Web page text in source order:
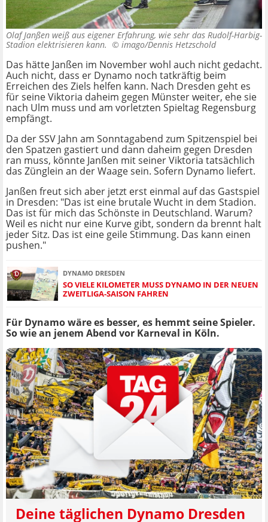
Olaf Janßen weiß aus eigener Erfahrung, wie sehr das Rudolf-Harbig-
Stadion elektrisieren kann. © imago/Dennis Hetzschold
Das hätte Janßen im November wohl auch nicht gedacht.
Auch nicht, dass er Dynamo noch tatkräftig beim
Erreichen des Ziels helfen kann. Nach Dresden geht es
für seine Viktoria daheim gegen Münster weiter, ehe sie
nach Ulm muss und am vorletzten Spieltag Regensburg
empfängt.
Da der SSV Jahn am Sonntagabend zum Spitzenspiel bei
den Spatzen gastiert und dann daheim gegen Dresden
ran muss, könnte Janßen mit seiner Viktoria tatsächlich
das Zünglein an der Waage sein. Sofern Dynamo liefert.
Janßen freut sich aber jetzt erst einmal auf das Gastspiel
in Dresden: "Das ist eine brutale Wucht in dem Stadion.
Das ist für mich das Schönste in Deutschland. Warum?
Weil es nicht nur eine Kurve gibt, sondern da brennt halt
jeder Sitz. Das ist eine geile Stimmung. Das kann einen
pushen."
DYNAMO DRESDEN
SO VIELE KILOMETER MUSS DYNAMO IN DER NEUEN
ZWEITLIGA-SAISON FAHREN
Für Dynamo wäre es besser, es hemmt seine Spieler.
So wie an jenem Abend vor Karneval in Köln.
Deine täglichen Dynamo Dresden